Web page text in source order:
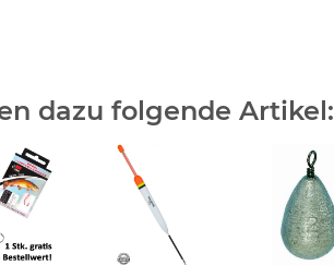
dazu folgende Artikel: